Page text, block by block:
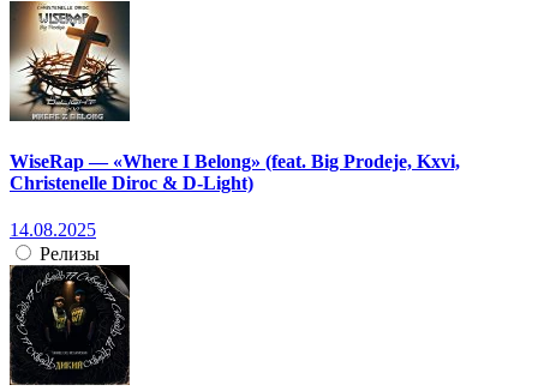
WiseRap — «Where I Belong» (feat. Big Prodeje, Kxvi,
Christenelle Diroc & D-Light)
14.08.2025
Релизы